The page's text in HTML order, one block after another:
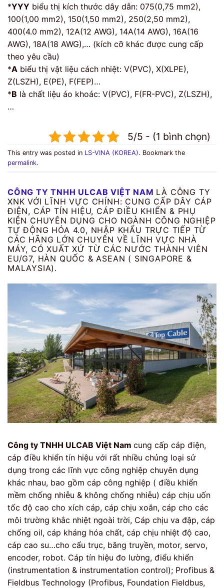
*YYY biểu thị kích thước dây dẫn: 075(0,75 mm2),
100(1,00 mm2), 150(1,50 mm2), 250(2,50 mm2),
400(4.0 mm2), 12A(12 AWG), 14A(14 AWG), 16A(16
AWG), 18A(18 AWG),… (kích cỡ khác được cung cấp
theo yêu cầu)
*A biểu thị vật liệu cách nhiệt: V(PVC), X(XLPE),
Z(LSZH), E(PE), F(FEP)…
*B là chất liệu áo khoác: V(PVC), F(FR-PVC), Z(LSZH),
…
5/5 - (1 bình chọn)
This entry was posted in LS-VINA (KOREA). Bookmark the
permalink.
CÔNG TY TNHH ULCAB VIỆT NAM LÀ CÔNG TY
XNK VỚI LĨNH VỰC CHÍNH: CUNG CẤP DÂY CÁP
ĐIỆN, CÁP TÍN HIỆU, CÁP ĐIỀU KHIỂN & PHỤ
KIỆN CHUYÊN DỤNG CHO NGÀNH CÔNG NGHIỆP
TỰ ĐỘNG HÓA 4.0, NHẬP KHẨU TRỰC TIẾP TỪ
CÁC HÃNG LỚN CHUYÊN VỀ LĨNH VỰC NHÀ
MÁY, CÓ XUẤT XỨ TỪ CÁC NƯỚC THÀNH VIÊN
EU/G7, HÀN QUỐC & ASEAN ( SINGAPORE &
MALAYSIA).
Công ty TNHH ULCAB Việt Nam cung cấp cáp điện,
cáp điều khiển tín hiệu với rất nhiều chủng loại sử
dụng trong các lĩnh vực công nghiệp chuyên dụng
khác nhau, bao gồm cáp công nghiệp ( điều khiển
mềm chống nhiễu & không chống nhiễu) cáp chịu uốn
tốc độ cao cho xích cáp, cáp chịu xoắn, cáp cho các
môi trường khắc nhiệt ngoài trời, Cáp chịu va đập, cáp
chống oil, cáp kháng hóa chất, cáp chịu nhiệt độ cao,
cáp cao su…cho cẩu trục, băng truyền, motor, servo,
encoder, robot. Cáp tín hiệu đo lường, điểu khiển
(instrumentation & instrumentation control); Profibus &
Fieldbus Technology (Profibus, Foundation Fieldbus,